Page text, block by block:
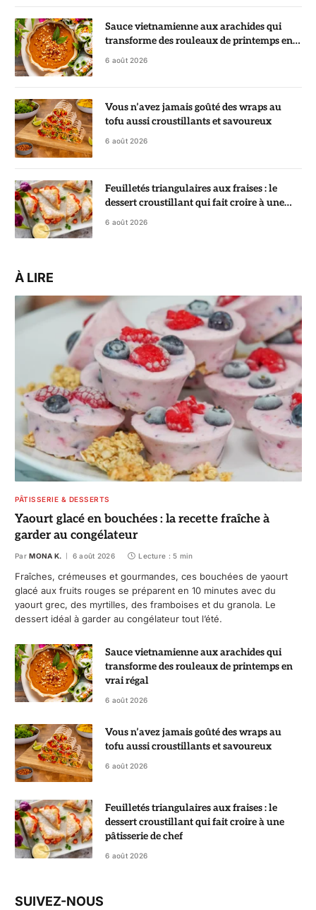
Sauce vietnamienne aux arachides qui
transforme des rouleaux de printemps en
vrai régal
6 août 2026
Vous n’avez jamais goûté des wraps au
tofu aussi croustillants et savoureux
6 août 2026
Feuilletés triangulaires aux fraises : le
dessert croustillant qui fait croire à une
pâtisserie de chef
6 août 2026
À LIRE
PÂTISSERIE & DESSERTS
Yaourt glacé en bouchées : la recette fraîche à
garder au congélateur
Par MONA K. 6 août 2026 Lecture : 5 min
Fraîches, crémeuses et gourmandes, ces bouchées de yaourt
glacé aux fruits rouges se préparent en 10 minutes avec du
yaourt grec, des myrtilles, des framboises et du granola. Le
dessert idéal à garder au congélateur tout l’été.
Sauce vietnamienne aux arachides qui
transforme des rouleaux de printemps en
vrai régal
6 août 2026
Vous n’avez jamais goûté des wraps au
tofu aussi croustillants et savoureux
6 août 2026
Feuilletés triangulaires aux fraises : le
dessert croustillant qui fait croire à une
pâtisserie de chef
6 août 2026
SUIVEZ-NOUS